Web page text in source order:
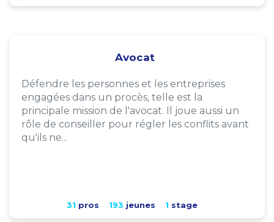
Avocat
Défendre les personnes et les entreprises
engagées dans un procès, telle est la
principale mission de l'avocat. Il joue aussi un
rôle de conseiller pour régler les conflits avant
qu'ils ne...
31 pros 193 jeunes 1 stage